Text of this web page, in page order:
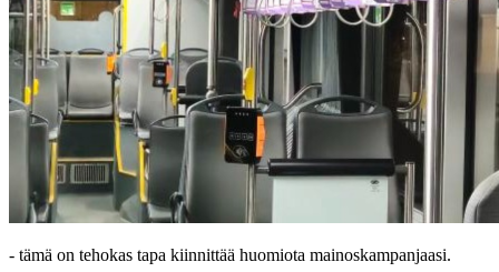
- tämä on tehokas tapa kiinnittää huomiota mainoskampanjaasi.